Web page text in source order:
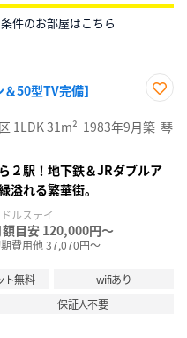
件のお部屋はこちら
50型TV完備】
に入
り登
1LDK31m² 1983年9月築 琴
２駅！地下鉄＆JRダブルア
溢れる繁華街。
ルステイ
額目安 120,000円～
費用他 37,070円～
ト無料
wifiあり
保証人不要